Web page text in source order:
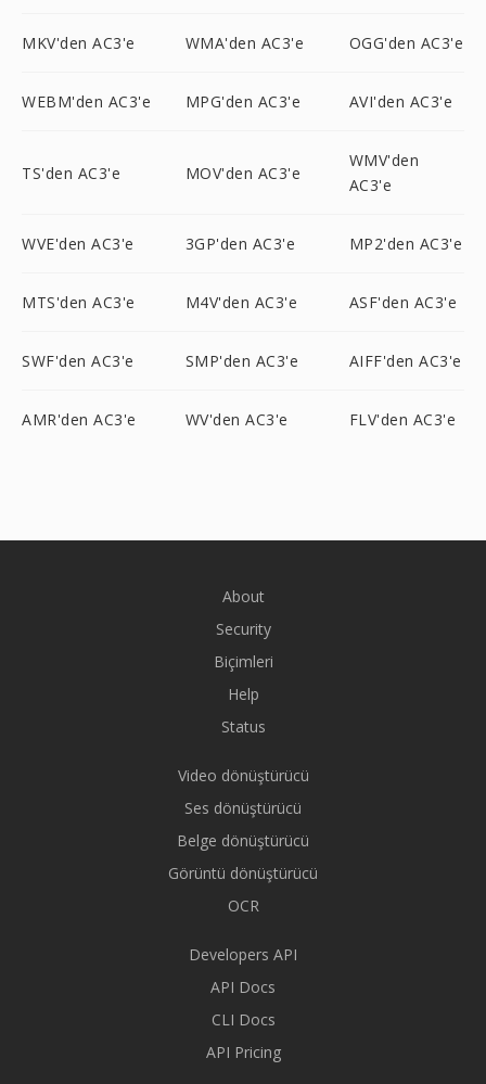
MKV'den AC3'e WMA'den AC3'e OGG'den AC3'e
WEBM'den AC3'e MPG'den AC3'e AVI'den AC3'e
TS'den AC3'e MOV'den AC3'e
WMV'den
AC3'e
WVE'den AC3'e 3GP'den AC3'e MP2'den AC3'e
MTS'den AC3'e M4V'den AC3'e ASF'den AC3'e
SWF'den AC3'e SMP'den AC3'e AIFF'den AC3'e
AMR'den AC3'e WV'den AC3'e FLV'den AC3'e
About
Security
Biçimleri
Help
Status
Video dönüştürücü
Ses dönüştürücü
Belge dönüştürücü
Görüntü dönüştürücü
OCR
Developers API
API Docs
CLI Docs
API Pricing